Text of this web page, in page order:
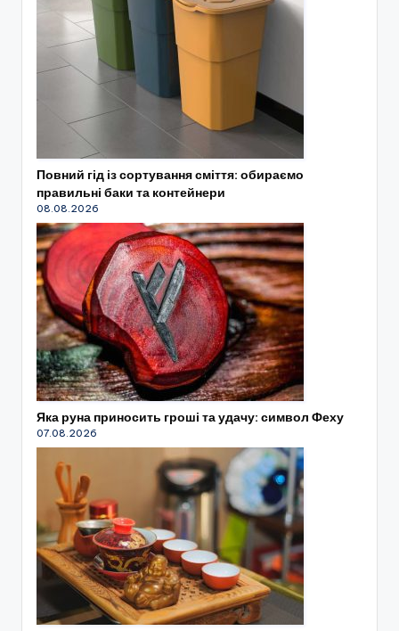
Повний гід із сортування сміття: обираємо
правильні баки та контейнери
08.08.2026
Яка руна приносить гроші та удачу: символ Феху
07.08.2026